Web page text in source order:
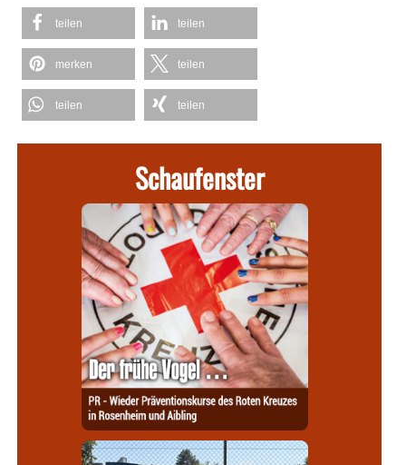
teilen teilen
merken teilen
teilen teilen
Schaufenster